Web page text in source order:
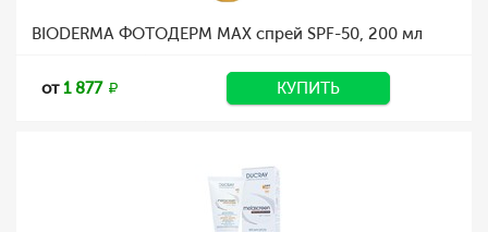
BIODERMA ФОТОДЕРМ MAХ спрей SPF-50, 200 мл
от1 877 КУПИТЬ